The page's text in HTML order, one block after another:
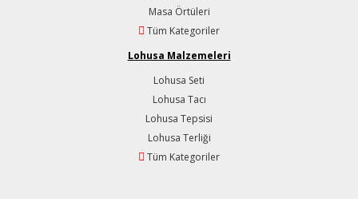
Masa Örtüleri
Tüm Kategoriler
Lohusa Malzemeleri
Lohusa Seti
Lohusa Tacı
Lohusa Tepsisi
Lohusa Terliği
Tüm Kategoriler